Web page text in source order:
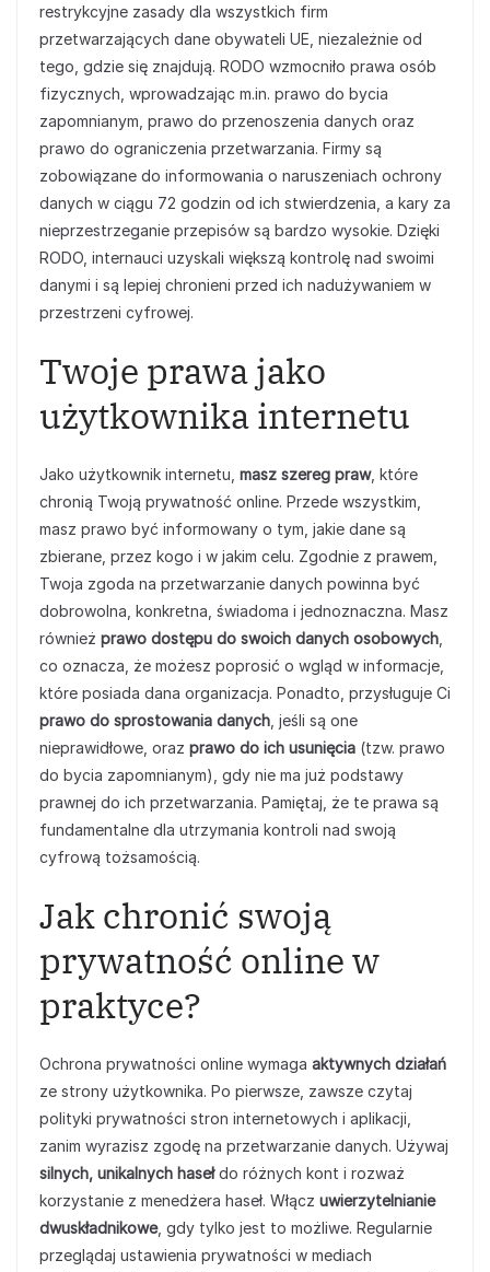
restrykcyjne zasady dla wszystkich firm
przetwarzających dane obywateli UE, niezależnie od
tego, gdzie się znajdują. RODO wzmocniło prawa osób
fizycznych, wprowadzając m.in. prawo do bycia
zapomnianym, prawo do przenoszenia danych oraz
prawo do ograniczenia przetwarzania. Firmy są
zobowiązane do informowania o naruszeniach ochrony
danych w ciągu 72 godzin od ich stwierdzenia, a kary za
nieprzestrzeganie przepisów są bardzo wysokie. Dzięki
RODO, internauci uzyskali większą kontrolę nad swoimi
danymi i są lepiej chronieni przed ich nadużywaniem w
przestrzeni cyfrowej.
Twoje prawa jako
użytkownika internetu
Jako użytkownik internetu, masz szereg praw, które
chronią Twoją prywatność online. Przede wszystkim,
masz prawo być informowany o tym, jakie dane są
zbierane, przez kogo i w jakim celu. Zgodnie z prawem,
Twoja zgoda na przetwarzanie danych powinna być
dobrowolna, konkretna, świadoma i jednoznaczna. Masz
również prawo dostępu do swoich danych osobowych
co oznacza, że możesz poprosić o wgląd w informacje,
które posiada dana organizacja. Ponadto, przysługuje Ci
prawo do sprostowania danych , jeśli są one
nieprawidłowe, oraz prawo do ich usunięcia (tzw. prawo
do bycia zapomnianym), gdy nie ma już podstawy
prawnej do ich przetwarzania. Pamiętaj, że te prawa są
fundamentalne dla utrzymania kontroli nad swoją
cyfrową tożsamością.
Jak chronić swoją
prywatność online w
praktyce?
Ochrona prywatności online wymaga aktywnych działań
ze strony użytkownika. Po pierwsze, zawsze czytaj
polityki prywatności stron internetowych i aplikacji,
zanim wyrazisz zgodę na przetwarzanie danych. Używaj
silnych, unikalnych hasełdo różnych kont i rozważ
korzystanie z menedżera haseł. Włącz uwierzytelnianie
dwuskładnikowe, gdy tylko jest to możliwe. Regularnie
przeglądaj ustawienia prywatności w mediach